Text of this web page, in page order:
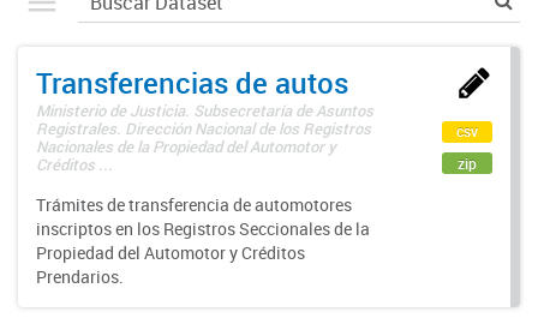
Transferencias de autos
Ministerio de Justicia. Subsecretaría de Asuntos
Registrales. Dirección Nacional de los Registros
Nacionales de la Propiedad del Automotor y
Créditos ...
Trámites de transferencia de automotores
inscriptos en los Registros Seccionales de la
Propiedad del Automotor y Créditos
Prendarios.
csv
zip